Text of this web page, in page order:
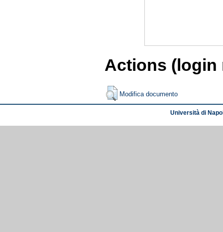
Actions (login
Modifica documento
Università di